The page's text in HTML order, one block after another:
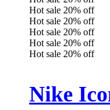
Hot sale 20% off
Hot sale 20% off
Hot sale 20% off
Hot sale 20% off
Hot sale 20% off
Nike